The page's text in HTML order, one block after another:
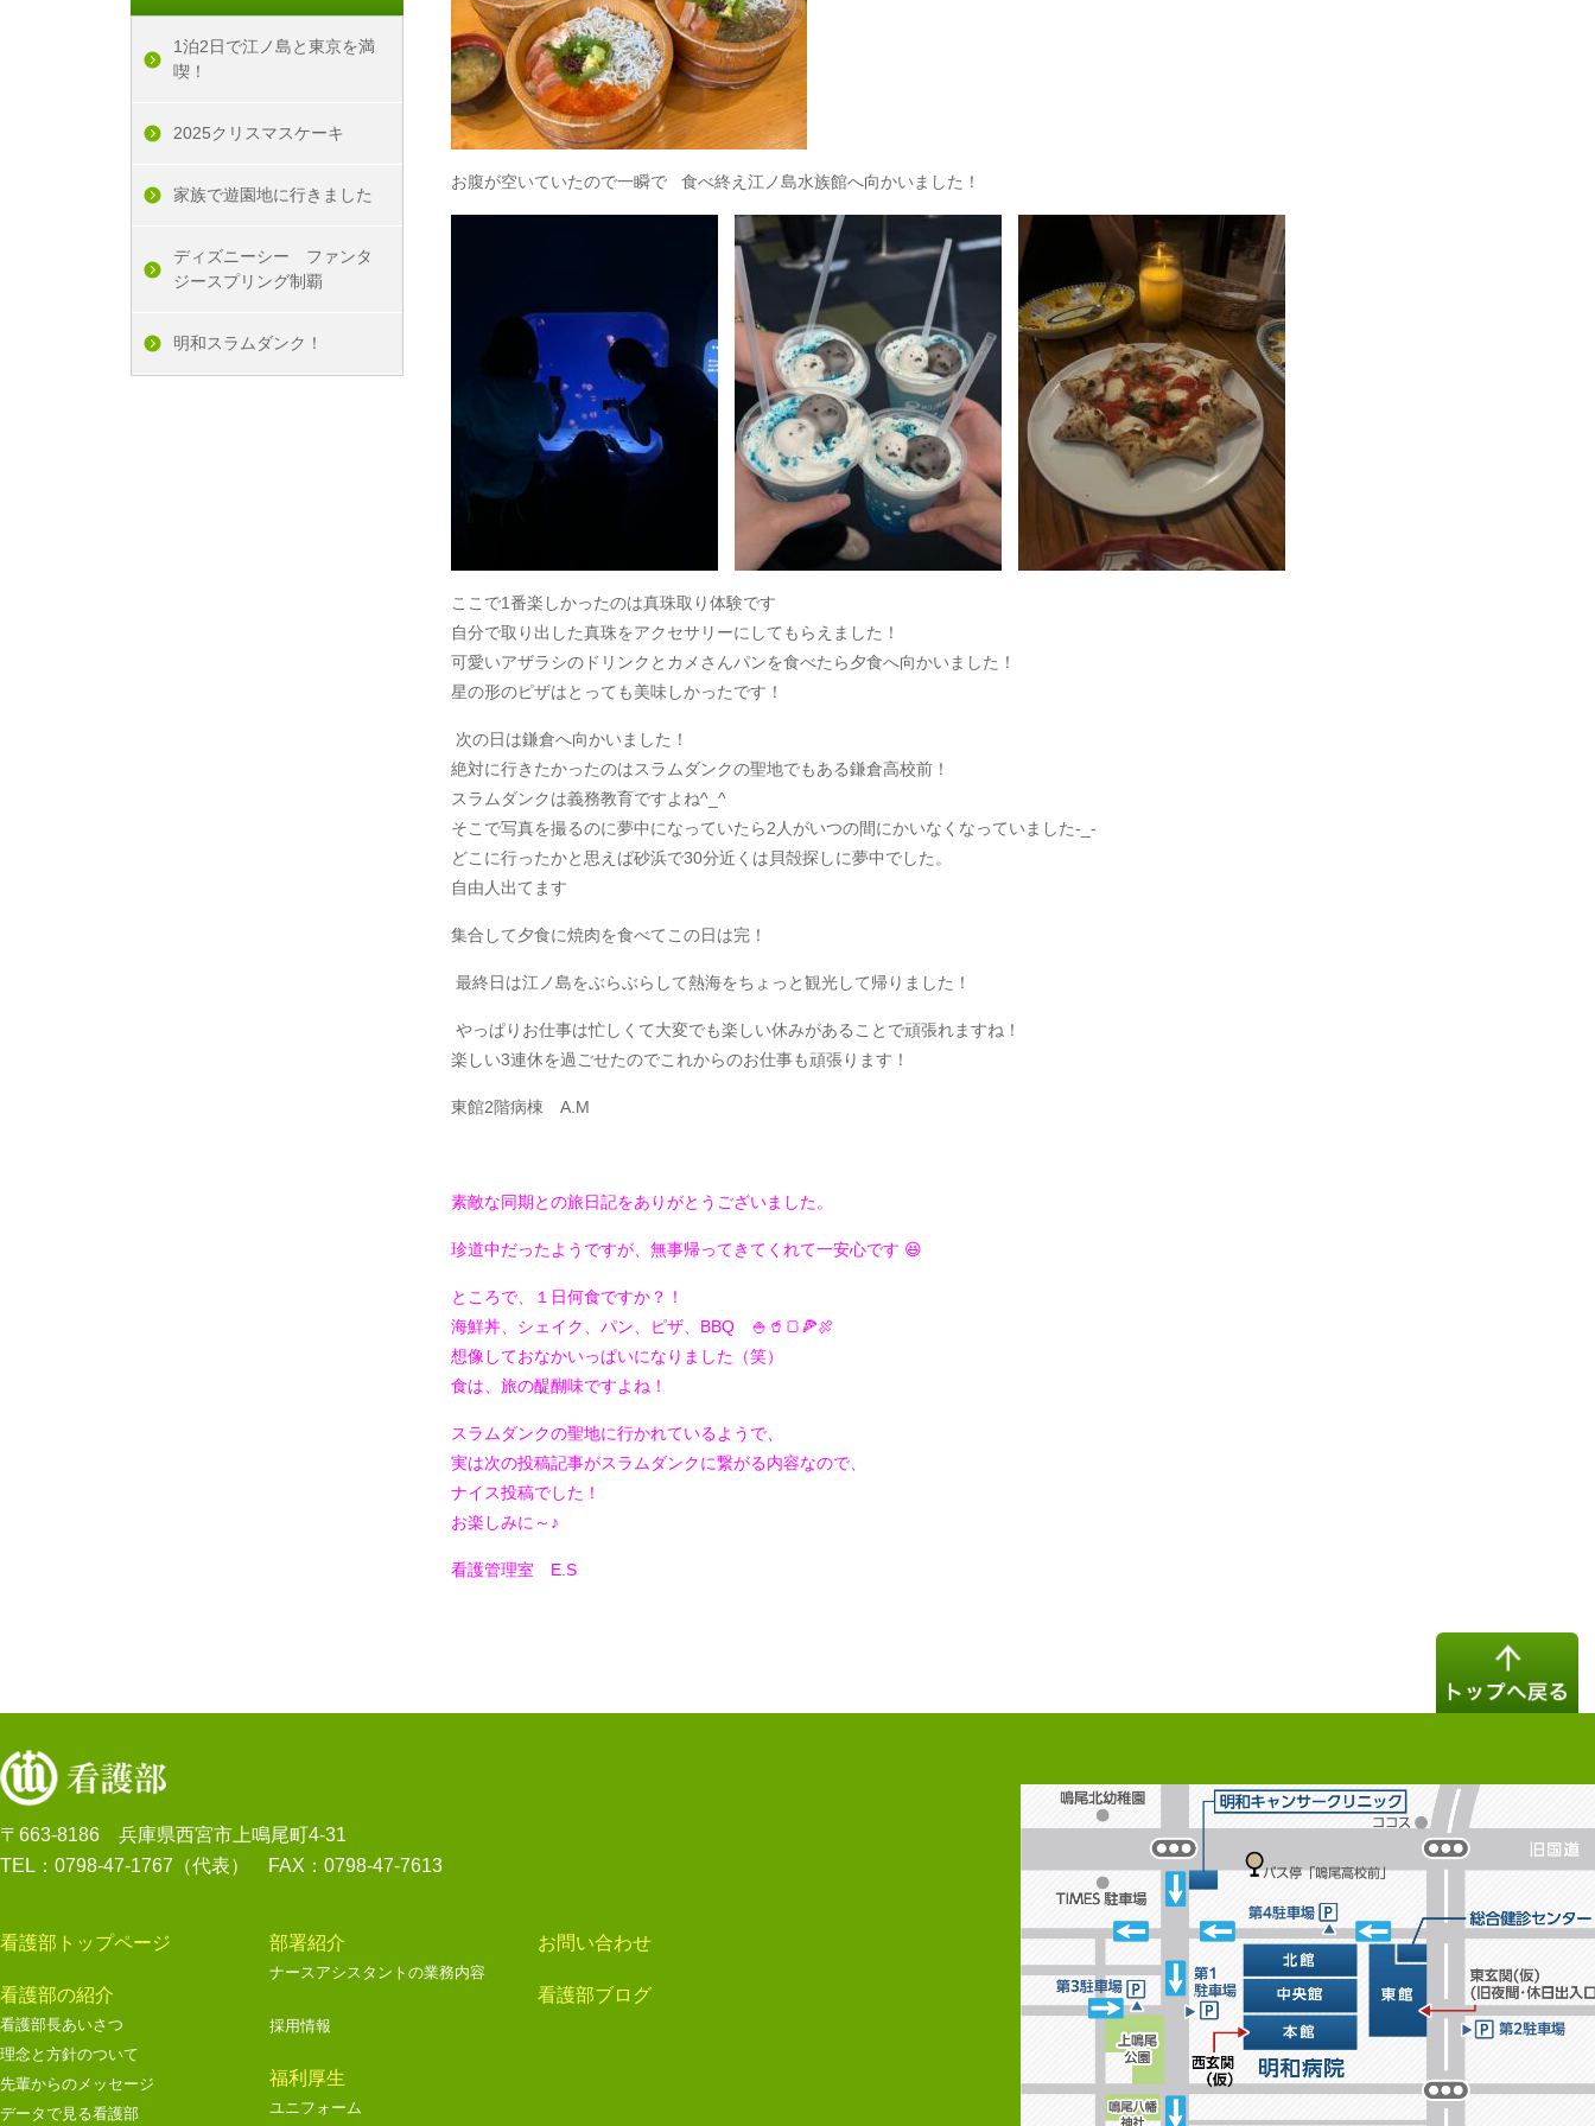
1泊2日で江ノ島と東京を満
喫！
2025クリスマスケーキ
家族で遊園地に行きました
ディズニーシー ファンタ
ジースプリング制覇
明和スラムダンク！
お腹が空いていたので一瞬で 食べ終え江ノ島水族館へ向かいました！
ここで1番楽しかったのは真珠取り体験です
自分で取り出した真珠をアクセサリーにしてもらえました！
可愛いアザラシのドリンクとカメさんパンを食べたら夕食へ向かいました！
星の形のピザはとっても美味しかったです！
次の日は鎌倉へ向かいました！
絶対に行きたかったのはスラムダンクの聖地でもある鎌倉高校前！
スラムダンクは義務教育ですよね^_^
そこで写真を撮るのに夢中になっていたら2 人がいつの間にかいなくなっていました-_-
どこに行ったかと思えば砂浜で30分近くは貝殻探しに夢中でした。
自由人出てます
集合して夕食に焼肉を食べてこの日は完！
最終日は江ノ島をぶらぶらして熱海をちょっと観光して帰りました！
やっぱりお仕事は忙しくて大変でも楽しい休みがあることで頑張れますね！
楽しい3連休を過ごせたのでこれからのお仕事も頑張ります！
東館2階病棟 A.M
素敵な同期との旅日記をありがとうございました。
珍道中だったようですが、無事帰ってきてくれて一安心です 😆
ところで、１日何食ですか？！
海鮮丼、シェイク、パン、ピザ、BBQ 🍚🥤🍞🍕🍖
想像しておなかいっぱいになりました（笑）
食は、旅の醍醐味ですよね！
スラムダンクの聖地に行かれているようで、
実は次の投稿記事がスラムダンクに繋がる内容なので、
ナイス投稿でした！
お楽しみに～♪
看護管理室 E.S
〒663-8186 兵庫県西宮市上鳴尾町4-31
TEL：0798-47-1767（代表） FAX：0798-47-7613
看護部トップページ
看護部の紹介
看護部長あいさつ
理念と方針のついて
先輩からのメッセージ
データで見る看護部
部署紹介
ナースアシスタントの業務内容
採用情報
福利厚生
ユニフォーム
お問い合わせ
看護部ブログ